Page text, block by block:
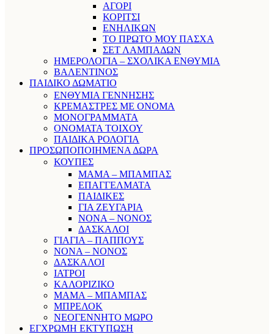
ΑΓΟΡΙ
ΚΟΡΙΤΣΙ
ΕΝΗΛΙΚΩΝ
ΤΟ ΠΡΩΤΟ ΜΟΥ ΠΑΣΧΑ
ΣΕΤ ΛΑΜΠΑΔΩΝ
ΗΜΕΡΟΛΟΓΙΑ – ΣΧΟΛΙΚΑ ΕΝΘΥΜΙΑ
ΒΑΛΕΝΤΙΝΟΣ
ΠΑΙΔΙΚΟ ΔΩΜΑΤΙΟ
ΕΝΘΥΜΙΑ ΓΕΝΝΗΣΗΣ
ΚΡΕΜΑΣΤΡΕΣ ΜΕ ΟΝΟΜΑ
ΜΟΝΟΓΡΑΜΜΑΤΑ
ΟΝΟΜΑΤΑ ΤΟΙΧΟΥ
ΠΑΙΔΙΚΑ ΡΟΛΟΓΙΑ
ΠΡΟΣΩΠΟΠΟΙΗΜΕΝΑ ΔΩΡΑ
ΚΟΥΠΕΣ
ΜΑΜΑ – ΜΠΑΜΠΑΣ
ΕΠΑΓΓΕΛΜΑΤΑ
ΠΑΙΔΙΚΕΣ
ΓΙΑ ΖΕΥΓΑΡΙΑ
ΝΟΝΑ – ΝΟΝΟΣ
ΔΑΣΚΑΛΟΙ
ΓΙΑΓΙΑ – ΠΑΠΠΟΥΣ
ΝΟΝΑ – ΝΟΝΟΣ
ΔΑΣΚΑΛΟΙ
ΙΑΤΡΟΙ
ΚΑΛΟΡΙΖΙΚΟ
ΜΑΜΑ – ΜΠΑΜΠΑΣ
ΜΠΡΕΛΟΚ
ΝΕΟΓΕΝΝΗΤΟ ΜΩΡΟ
ΕΓΧΡΩΜΗ ΕΚΤΥΠΩΣΗ